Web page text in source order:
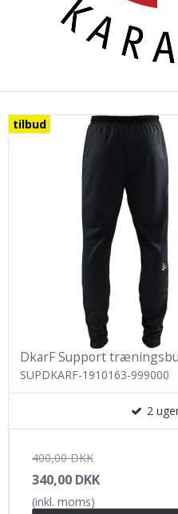
tilbud
DkarF Support
SUPDKARF-1910163-999000
2
400,00 DKK
340,00 DKK
(inkl. moms)